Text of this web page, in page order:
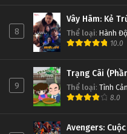
8
Vây Hãm: Kẻ
Thể loại: Hành
10.0
9
Trạng Cãi
Thể loại: Tình
8.0
Avengers: